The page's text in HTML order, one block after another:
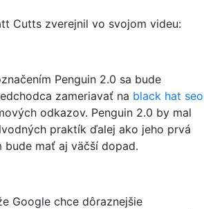
Cutts zverejnil vo svojom videu:
Penguin 2.0 sa bude
zameriavať na black hat seo
odkazov. Penguin 2.0 by mal
praktík ďalej ako jeho prvá
bude mať aj väčší dopad.
Google chce dôraznejšie